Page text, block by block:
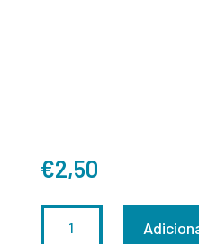
€2,50